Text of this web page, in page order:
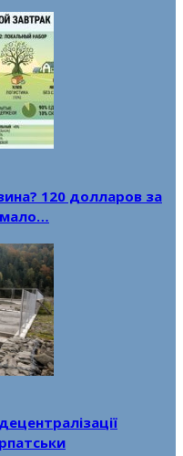
120 долларов за